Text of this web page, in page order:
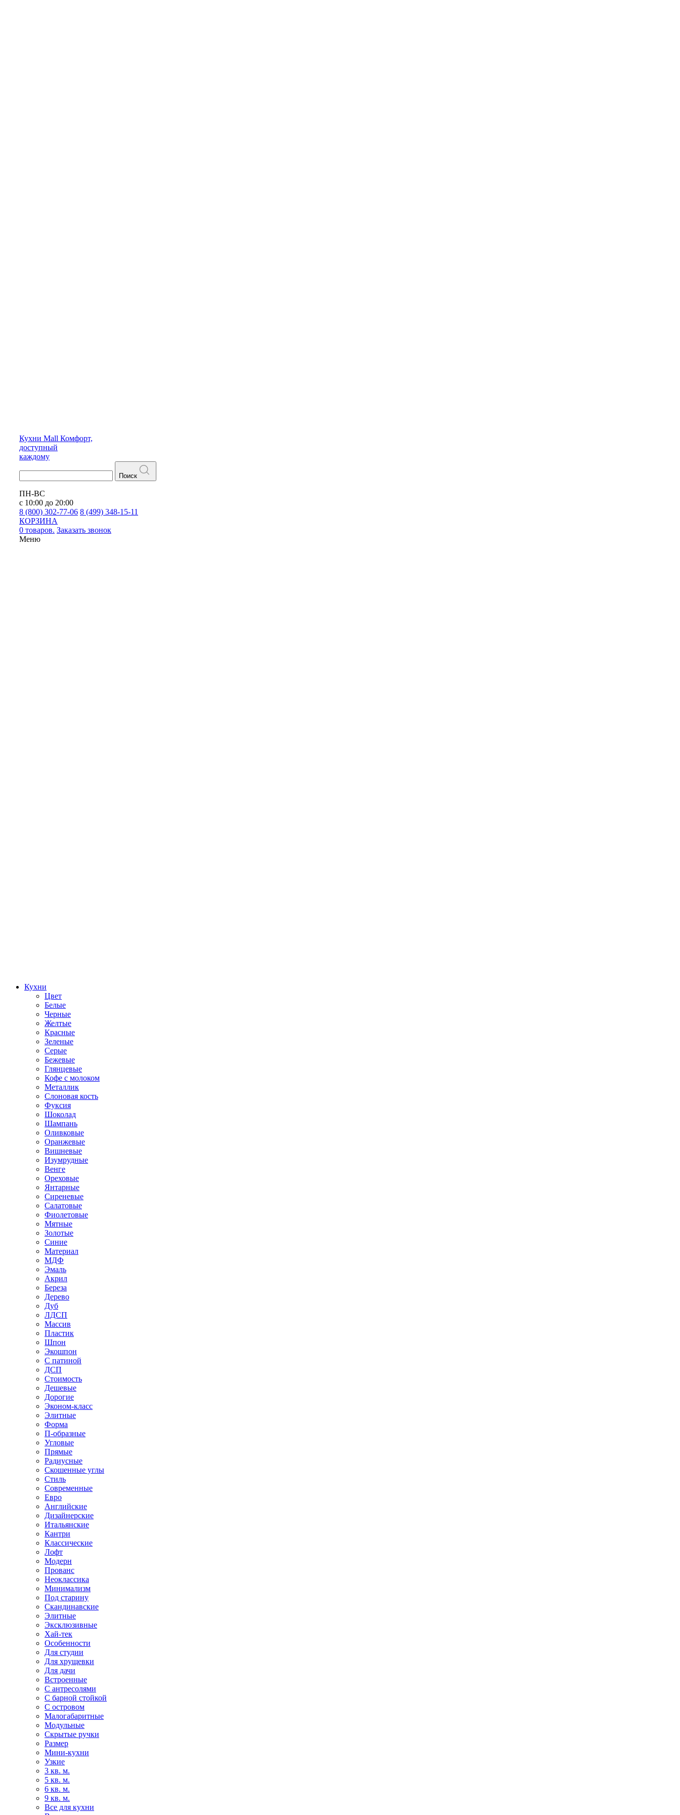
Кухни Mall Комфорт,
доступный
каждому
Поиск
ПН-ВС
с 10:00 до 20:00
8 (800) 302-77-06 8 (499) 348-15-11
КОРЗИНА
0 товаров. Заказать звонок
Меню
Кухни
Цвет
Белые
Черные
Желтые
Красные
Зеленые
Серые
Бежевые
Глянцевые
Кофе с молоком
Металлик
Слоновая кость
Фуксия
Шоколад
Шампань
Оливковые
Оранжевые
Вишневые
Изумрудные
Венге
Ореховые
Янтарные
Сиреневые
Салатовые
Фиолетовые
Мятные
Золотые
Синие
Материал
МДФ
Эмаль
Акрил
Береза
Дерево
Дуб
ЛДСП
Массив
Пластик
Шпон
Экошпон
С патиной
ДСП
Стоимость
Дешевые
Дорогие
Эконом-класс
Элитные
Форма
П-образные
Угловые
Прямые
Радиусные
Скошенные углы
Стиль
Современные
Евро
Английские
Дизайнерские
Итальянские
Кантри
Классические
Лофт
Модерн
Прованс
Неоклассика
Минимализм
Под старину
Скандинавские
Элитные
Эксклюзивные
Хай-тек
Особенности
Для студии
Для хрущевки
Для дачи
Встроенные
С антресолями
С барной стойкой
С островом
Малогабаритные
Модульные
Скрытые ручки
Размер
Мини-кухни
Узкие
3 кв. м.
5 кв. м.
6 кв. м.
9 кв. м.
Все для кухни